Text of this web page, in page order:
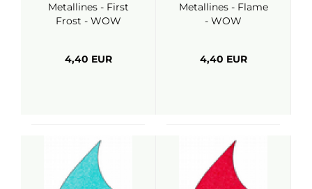
Metallines - First
Frost - WOW
4,40 EUR
Metallines - Flame
- WOW
4,40 EUR